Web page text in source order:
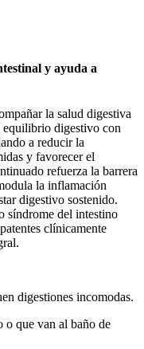
y ayuda a
la salud digestiva
equilibrio digestivo con
a reducir la
y favorecer el
refuerza la barrera
la inflamación
digestivo sostenido.
síndrome del intestino
clínicamente
digestiones incomodas.
o que van al baño de